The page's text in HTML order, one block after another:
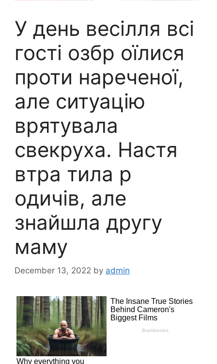
У день весілля всі
гості озбр оїлися
проти нареченої,
але ситуацію
врятувала
свекруха. Настя
втра тила р
одичів, але
знайшла другу
маму
December 13, 2022 by admin